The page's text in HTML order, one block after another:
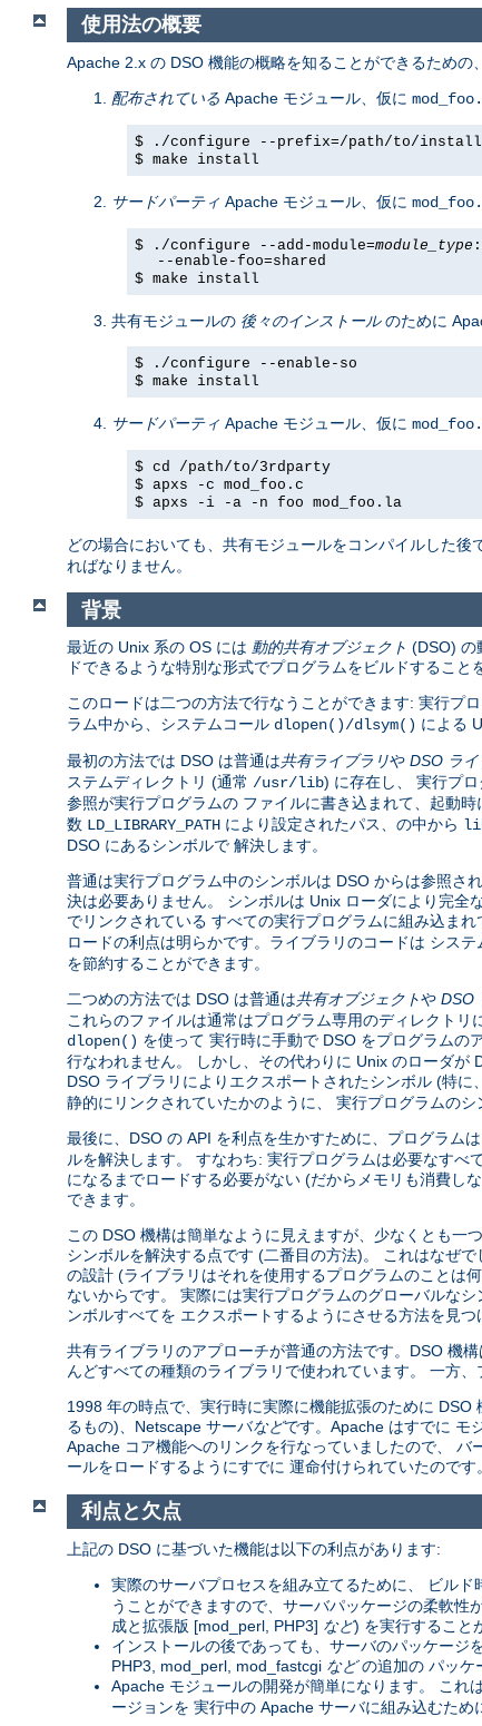
使用法の概要
Apache 2.x の DSO 機能の概略を知ることができるための
配布されている Apache モジュール、仮に
$ ./configure --prefix=/path/to/install
$ make install
サードパーティ Apache モジュール、仮に
$ ./configure --add-module=module_type
--enable-foo=shared
$ make install
共有モジュールの 後々のインストールのために
$ ./configure --enable-so
$ make install
サードパーティ Apache モジュール、仮に
$ cd /path/to/3rdparty
$ apxs -c mod_foo.c
$ apxs -i -a -n foo mod_foo.la
どの場合においても、共有モジュールをコンパイルした後
ればなりません。
背景
最近の Unix 系の OS には 動的共有オブジェクト (DSO) の
ドできるような特別な形式でプログラムをビルドすること
このロードは二つの方法で行なうことができます: 実行プ
ラム中から、システムコール dlopen()/dlsym() による
最初の方法では DSO は普通は共有ライブラリや DSO ライ
ステムディレクトリ (通常 /usr/lib) に存在し、 実行プ
参照が実行プログラムの ファイルに書き込まれて、起動
数 LD_LIBRARY_PATH により設定されたパス、の中から
DSO にあるシンボルで 解決します。
普通は実行プログラム中のシンボルは DSO からは参照さ
決は必要ありません。 シンボルは Unix ローダにより完
でリンクされている すべての実行プログラムに組み込ま
ロードの利点は明らかです。ライブラリのコードは システ
を節約することができます。
二つめの方法では DSO は普通は共有オブジェクトや DSO
これらのファイルは通常はプログラム専用のディレクト
dlopen() を使って 実行時に手動で DSO をプログラムの
行なわれません。 しかし、その代わりに Unix のローダが
DSO ライブラリによりエクスポートされたシンボル (特に
静的にリンクされていたかのように、 実行プログラムのシ
最後に、DSO の API を利点を生かすために、プログラム
ルを解決します。 すなわち: 実行プログラムは必要なす
になるまでロードする必要がない (だからメモリも消費し
できます。
この DSO 機構は簡単なように見えますが、少なくとも一
シンボルを解決する点です (二番目の方法)。 これはなぜ
の設計 (ライブラリはそれを使用するプログラムのことは
ないからです。 実際には実行プログラムのグローバルな
ンボルすべてを エクスポートするようにさせる方法を見
共有ライブラリのアプローチが普通の方法です。DSO 機
んどすべての種類のライブラリで使われています。 一方
1998 年の時点で、実行時に実際に機能拡張のために
るもの)、Netscape サーバなどです。Apache はすでに モ
Apache コア機能へのリンクを行なっていましたので、
ールをロードするようにすでに 運命付けられていたのです。
利点と欠点
上記の DSO に基づいた機能は以下の利点があります:
実際のサーバプロセスを組み立てるために、 ビルド
うことができますので、サーバパッケージの柔軟
成と拡張版 [mod_perl, PHP3] など) を実行すること
インストールの後であっても、サーバのパッケージ
PHP3, mod_perl, mod_fastcgi などの追加の パッケ
Apache モジュールの開発が簡単になります。 これ
ージョンを 実行中の Apache サーバに組み込むため